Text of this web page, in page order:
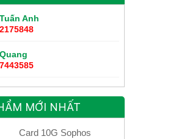
Anh
MỚI NHẤT
Card 10G Sophos